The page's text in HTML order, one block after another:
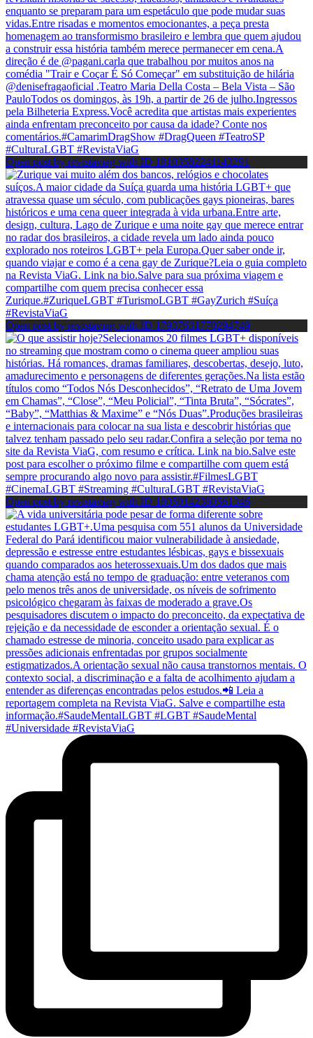
Open post by revistaviag with ID 18103582241143291
Open post by revistaviag with ID 17937631770294749
Open post by revistaviag with ID 18050142380561346